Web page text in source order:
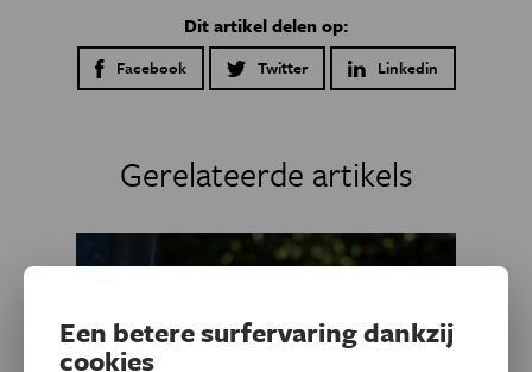
Dit artikel delen op:
Facebook Twitter Linkedin
Gerelateerde artikels
Een betere surfervaring dankzij
cookies